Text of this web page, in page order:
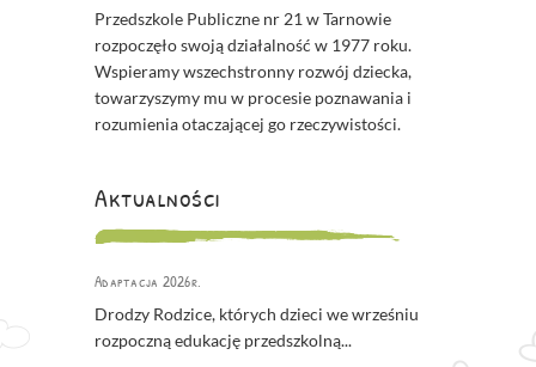
Przedszkole Publiczne nr 21 w Tarnowie
rozpoczęło swoją działalność w 1977 roku.
Wspieramy wszechstronny rozwój dziecka,
towarzyszymy mu w procesie poznawania i
rozumienia otaczającej go rzeczywistości.
Aktualności
Adaptacja 2026r.
Drodzy Rodzice, których dzieci we wrześniu
rozpoczną edukację przedszkolną...